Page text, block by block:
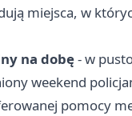
miejsca, w
na dobę- w
weekend
pomocy